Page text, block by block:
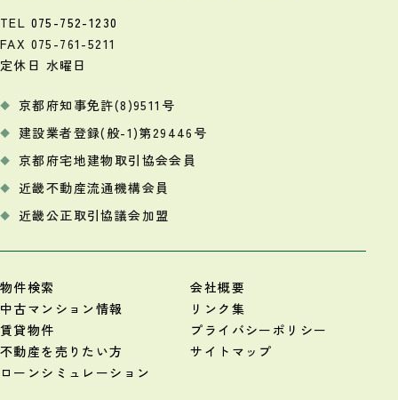
TEL 075-752-1230
FAX 075-761-5211
定休日 水曜日
京都府知事免許(8)9511号
建設業者登録(般-1)第29446号
京都府宅地建物取引協会会員
近畿不動産流通機構会員
近畿公正取引協議会加盟
物件検索
中古マンション情報
賃貸物件
不動産を売りたい方
ローンシミュレーション
会社概要
リンク集
プライバシーポリシー
サイトマップ